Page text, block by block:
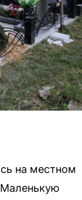
на местном